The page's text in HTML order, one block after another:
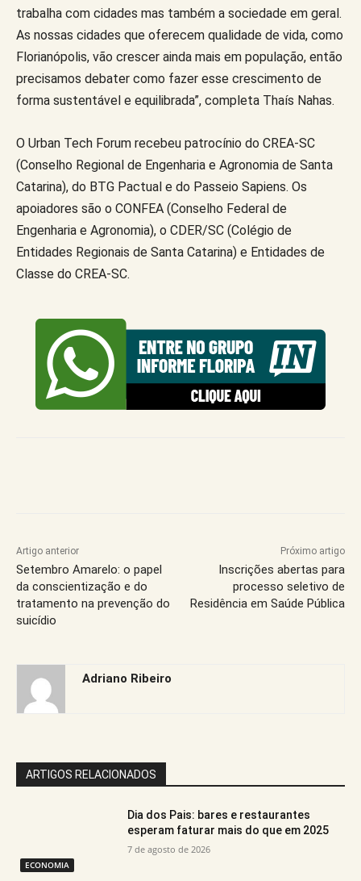
trabalha com cidades mas também a sociedade em geral.
As nossas cidades que oferecem qualidade de vida, como
Florianópolis, vão crescer ainda mais em população, então
precisamos debater como fazer esse crescimento de
forma sustentável e equilibrada”, completa Thaís Nahas.
O Urban Tech Forum recebeu patrocínio do CREA-SC
(Conselho Regional de Engenharia e Agronomia de Santa
Catarina), do BTG Pactual e do Passeio Sapiens. Os
apoiadores são o CONFEA (Conselho Federal de
Engenharia e Agronomia), o CDER/SC (Colégio de
Entidades Regionais de Santa Catarina) e Entidades de
Classe do CREA-SC.
Artigo anterior
Setembro Amarelo: o papel
da conscientização e do
tratamento na prevenção do
suicídio
Próximo artigo
Inscrições abertas para
processo seletivo de
Residência em Saúde Pública
Adriano Ribeiro
ARTIGOS RELACIONADOS
ECONOMIA
Dia dos Pais: bares e restaurantes
esperam faturar mais do que em 2025
7 de agosto de 2026